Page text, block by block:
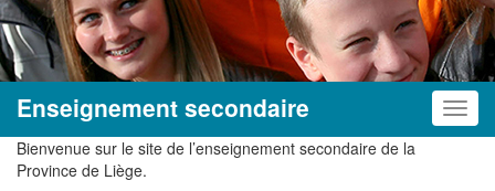
Enseignement secondaire
Bienvenue sur le site de l’enseignement secondaire de la
Province de Liège.